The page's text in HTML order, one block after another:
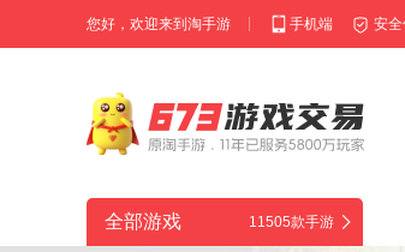
您好，欢迎来到淘手游 手机端 安
全部游戏 11505款手游